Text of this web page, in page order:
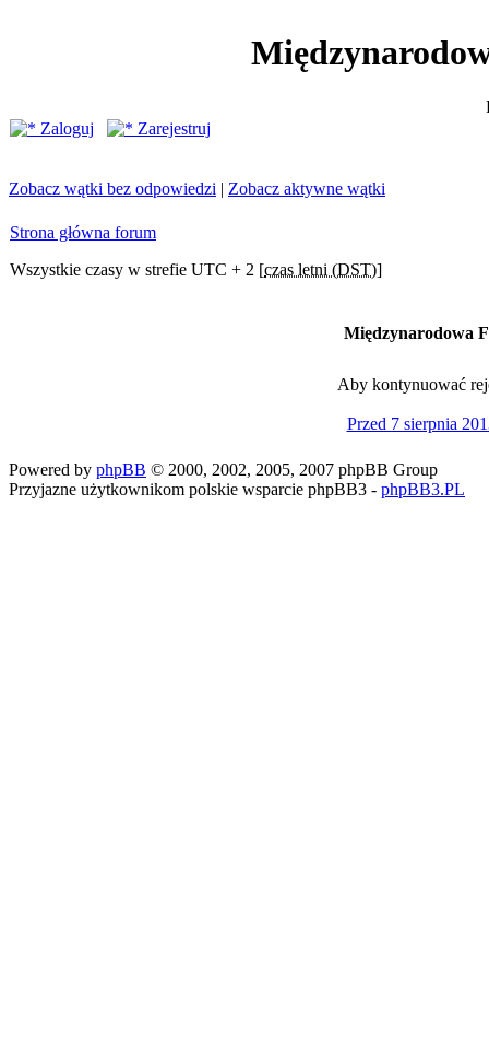
Zaloguj
Zarejestruj
Zobacz wątki bez odpowiedzi | Zobacz aktywne wątki
Strona główna forum
Wszystkie czasy w strefie UTC + 2 [czas letni (DST)]
Międzynarodowa
Aby kontynuować
Przed 7 sierpnia
Powered by phpBB © 2000, 2002, 2005, 2007 phpBB Group
Przyjazne użytkownikom polskie wsparcie phpBB3 - phpBB3.PL